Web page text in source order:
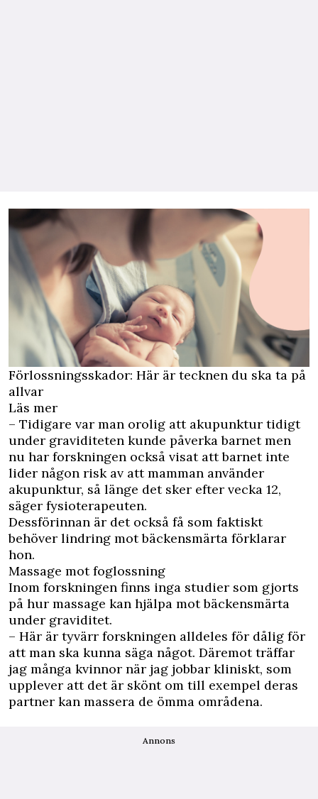
Förlossningsskador: Här är tecknen du ska ta på
allvar
Läs mer
– Tidigare var man orolig att akupunktur tidigt
under graviditeten kunde påverka barnet men
nu har forskningen också visat att barnet inte
lider någon risk av att mamman använder
akupunktur, så länge det sker efter vecka 12,
säger fysioterapeuten.
Dessförinnan är det också få som faktiskt
behöver lindring mot bäckensmärta förklarar
hon.
Massage mot foglossning
Inom forskningen finns inga studier som gjorts
på hur massage kan hjälpa mot bäckensmärta
under graviditet.
– Här är tyvärr forskningen alldeles för dålig för
att man ska kunna säga något. Däremot träffar
jag många kvinnor när jag jobbar kliniskt, som
upplever att det är skönt om till exempel deras
partner kan massera de ömma områdena.
Annons